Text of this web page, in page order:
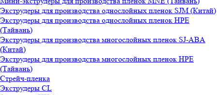
Экструдеры для производства однослойных пленок SJM (Китай)
Экструдеры для производства однослойных пленок HPE
(Тайвань)
Экструдеры для производства многослойных пленок SJ-ABA
(Китай)
Экструдеры для производства многослойных пленок HPE
(Тайвань)
Стрейч-пленка
Экструдеры CL